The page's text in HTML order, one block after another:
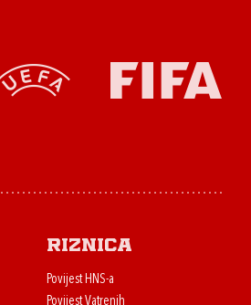
Riznica
Povijest HNS-a
Povijest Vatrenih